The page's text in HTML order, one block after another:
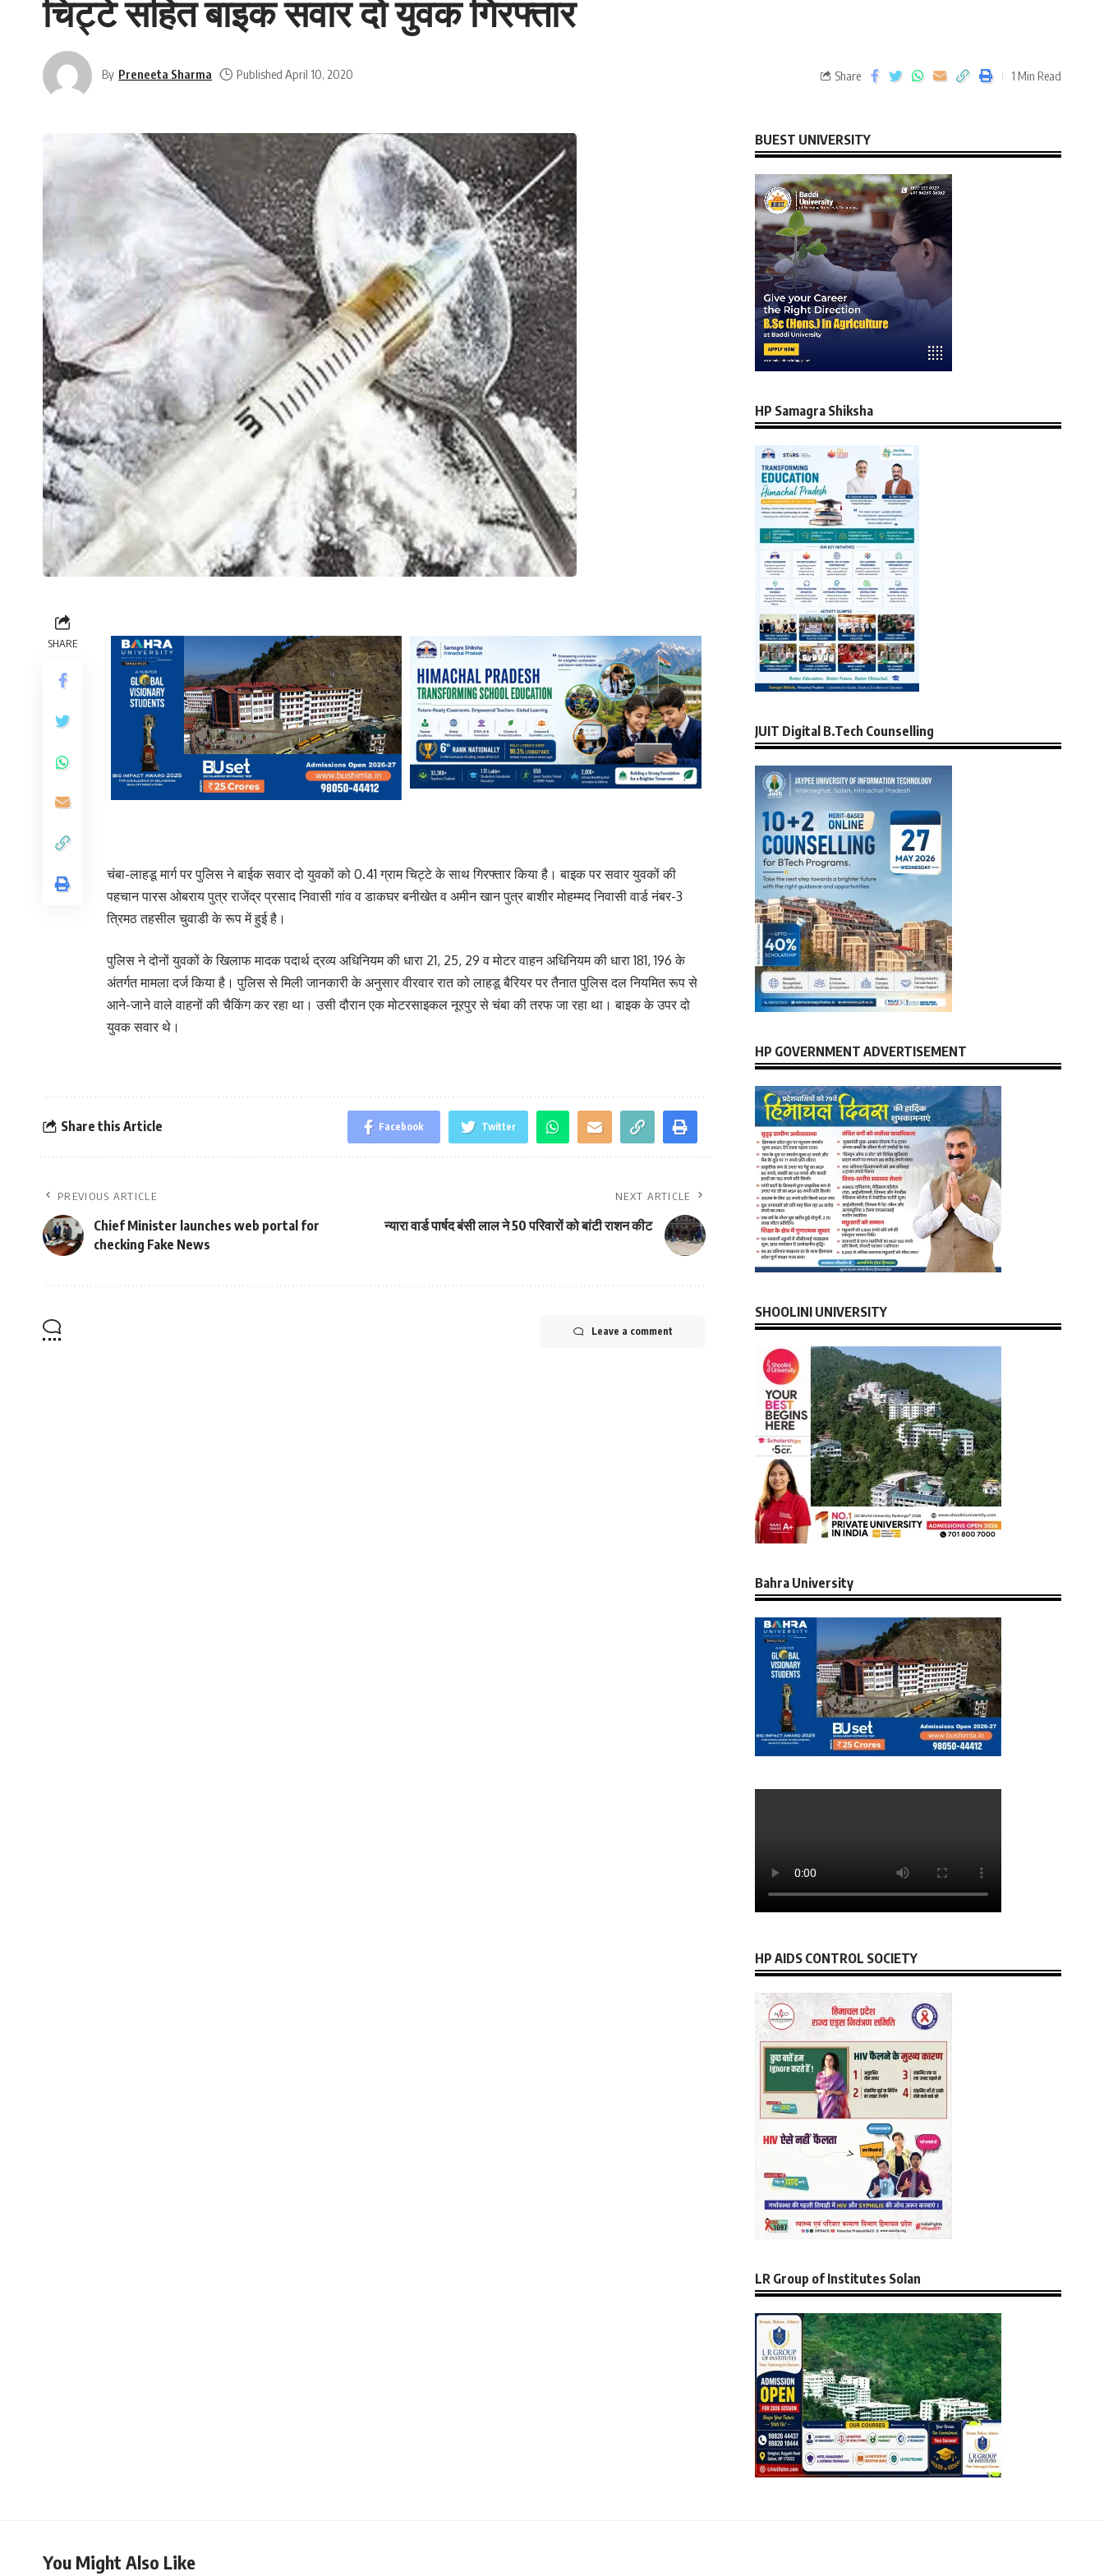
चिट्टे सहित बाइक सवार दो युवक गिरफ्तार
By Preneeta Sharma Published April 10, 2020 Share 1 Min Read
SHARE
चंबा-लाहडू मार्ग पर पुलिस ने बाईक सवार दो युवकों को 0.41 ग्राम चिट्टे के साथ गिरफ्तार किया है। बाइक पर सवार युवकों की
पहचान पारस ओबराय पुत्र राजेंद्र प्रसाद निवासी गांव व डाकघर बनीखेत व अमीन खान पुत्र बाशीर मोहम्मद निवासी वार्ड नंबर-3
त्रिमठ तहसील चुवाडी के रूप में हुई है।
पुलिस ने दोनों युवकों के खिलाफ मादक पदार्थ द्रव्य अधिनियम की धारा 21, 25, 29 व मोटर वाहन अधिनियम की धारा 181, 196 के
अंतर्गत मामला दर्ज किया है। पुलिस से मिली जानकारी के अनुसार वीरवार रात को लाहडू बैरियर पर तैनात पुलिस दल नियमित रूप से
आने-जाने वाले वाहनों की चैकिंग कर रहा था। उसी दौरान एक मोटरसाइकल नूरपुर से चंबा की तरफ जा रहा था। बाइक के उपर दो
युवक सवार थे।
Share this Article Facebook Twitter
PREVIOUS ARTICLE
Chief Minister launches web portal for
checking Fake News
NEXT ARTICLE
न्यारा वार्ड पार्षद बंसी लाल ने 50 परिवारों को बांटी राशन कीट
Leave a comment
BUEST UNIVERSITY
HP Samagra Shiksha
JUIT Digital B.Tech Counselling
HP GOVERNMENT ADVERTISEMENT
SHOOLINI UNIVERSITY
Bahra University
HP AIDS CONTROL SOCIETY
LR Group of Institutes Solan
You Might Also Like